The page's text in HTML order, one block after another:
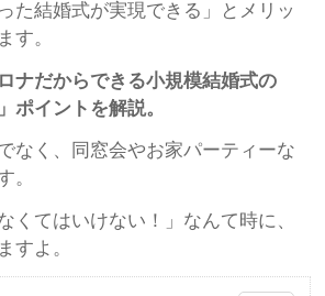
た結婚式が実現できる」とメリッ
す。
ナだからできる小規模結婚式の
ポイントを解説。
なく、同窓会やお家パーティーな
。
くてはいけない！」なんて時に、
すよ。